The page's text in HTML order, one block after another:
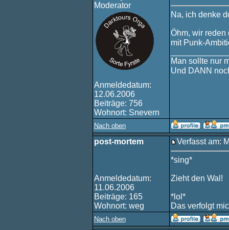
Moderator
Anmeldedatum:
12.06.2006
Beiträge: 756
Wohnort: Snevern
Na, ich denke
Öhm, wir
mit Punk-
Man sollte nur
Und DANN
Nach oben
post-mortem
Anmeldedatum:
11.06.2006
Beiträge: 165
Wohnort: weg
Verfasst am:
*sing*
Zieht den Wal!
*lol*
Das verfolgt
Nach oben